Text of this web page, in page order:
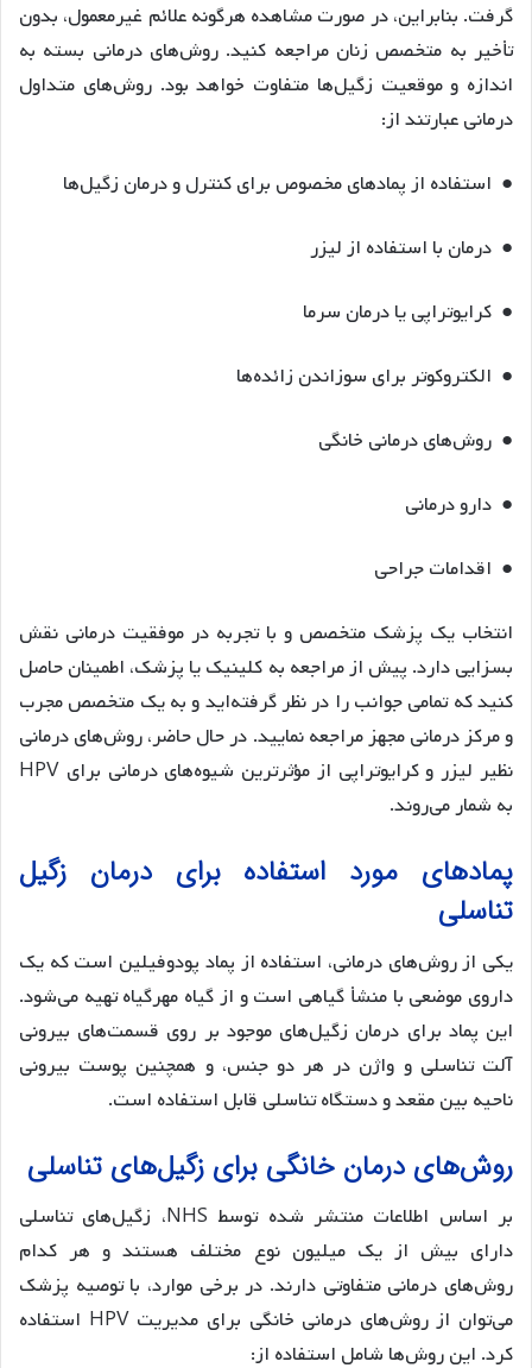
گرفت. بنابراین، در صورت مشاهده هرگونه علائم غیرمعمول، بدون
تأخیر به متخصص زنان مراجعه کنید. روش‌های درمانی بسته به
اندازه و موقعیت زگیل‌ها متفاوت خواهد بود. روش‌های متداول
درمانی عبارتند از:
● استفاده از پمادهای مخصوص برای کنترل و درمان زگیل‌ها
● درمان با استفاده از لیزر
● کرایوتراپی یا درمان سرما
● الکتروکوتر برای سوزاندن زائده‌ها
● روش‌های درمانی خانگی
● دارو درمانی
● اقدامات جراحی
انتخاب یک پزشک متخصص و با تجربه در موفقیت درمانی نقش
بسزایی دارد. پیش از مراجعه به کلینیک یا پزشک، اطمینان حاصل
کنید که تمامی جوانب را در نظر گرفته‌اید و به یک متخصص مجرب
و مرکز درمانی مجهز مراجعه نمایید. در حال حاضر، روش‌های درمانی
نظیر لیزر و کرایوتراپی از مؤثرترین شیوه‌های درمانی برای HPV
به شمار می‌روند.
پمادهای مورد استفاده برای درمان زگیل
تناسلی
یکی از روش‌های درمانی، استفاده از پماد پودوفیلین است که یک
داروی موضعی با منشأ گیاهی است و از گیاه مهرگیاه تهیه می‌شود.
این پماد برای درمان زگیل‌های موجود بر روی قسمت‌های بیرونی
آلت تناسلی و واژن در هر دو جنس، و همچنین پوست بیرونی
ناحیه بین مقعد و دستگاه تناسلی قابل استفاده است.
روش‌های درمان خانگی برای زگیل‌های تناسلی
بر اساس اطلاعات منتشر شده توسط NHS، زگیل‌های تناسلی
دارای بیش از یک میلیون نوع مختلف هستند و هر کدام
روش‌های درمانی متفاوتی دارند. در برخی موارد، با توصیه پزشک
می‌توان از روش‌های درمانی خانگی برای مدیریت HPV استفاده
کرد. این روش‌ها شامل استفاده از: